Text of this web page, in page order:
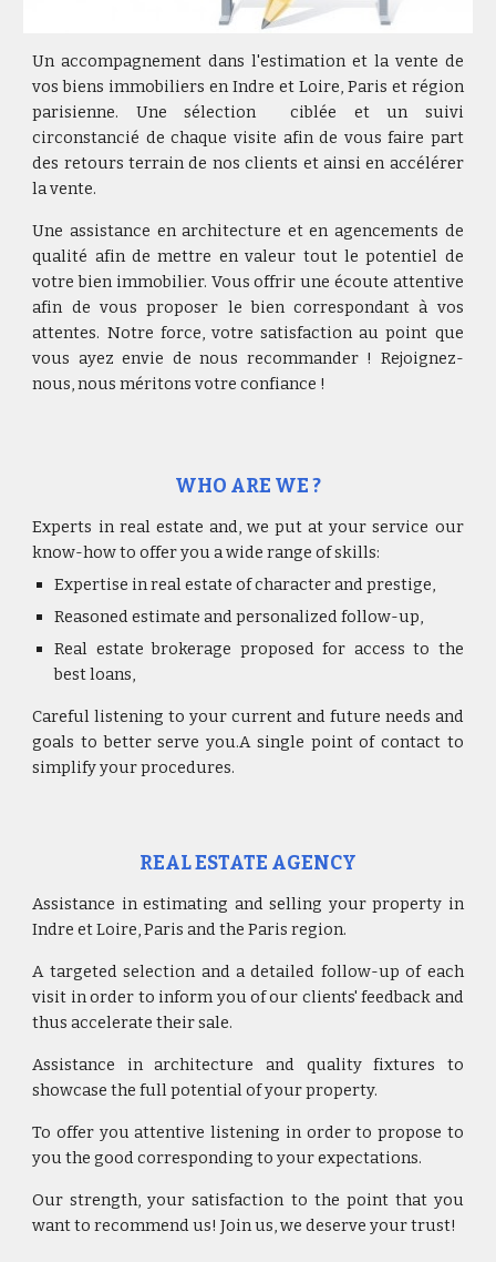
Un accompagnement dans l'estimation et la vente de
vos biens immobiliers en Indre et Loire, Paris et région
parisienne. Une sélection ciblée et un suivi
circonstancié de chaque visite afin de vous faire part
des retours terrain de nos clients et ainsi en accélérer
la vente.
Une assistance en architecture et en agencements de
qualité afin de mettre en valeur tout le potentiel de
votre bien immobilier. Vous offrir une écoute attentive
afin de vous proposer le bien correspondant à vos
attentes. Notre force, votre satisfaction au point que
vous ayez envie de nous recommander ! Rejoignez-
nous, nous méritons votre confiance !
WHO ARE WE ?
Experts in real estate and, we put at your service our
know-how to offer you a wide range of skills:
Expertise in real estate of character and prestige,
Reasoned estimate and personalized follow-up,
Real estate brokerage proposed for access to the
best loans,
Careful listening to your current and future needs and
goals to better serve you.A single point of contact to
simplify your procedures.
REAL ESTATE AGENCY
Assistance in estimating and selling your property in
Indre et Loire, Paris and the Paris region.
A targeted selection and a detailed follow-up of each
visit in order to inform you of our clients' feedback and
thus accelerate their sale.
Assistance in architecture and quality fixtures to
showcase the full potential of your property.
To offer you attentive listening in order to propose to
you the good corresponding to your expectations.
Our strength, your satisfaction to the point that you
want to recommend us! Join us, we deserve your trust!